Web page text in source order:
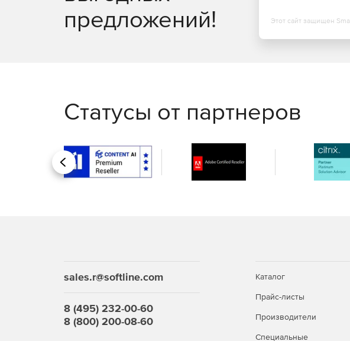
предложений!
Этот сайт защищен
Статусы от партнеров
Назад
sales.r@softline.com
8 (495) 232-00-60
8 (800) 200-08-60
Каталог
Прайс-листы
Производители
Специальные